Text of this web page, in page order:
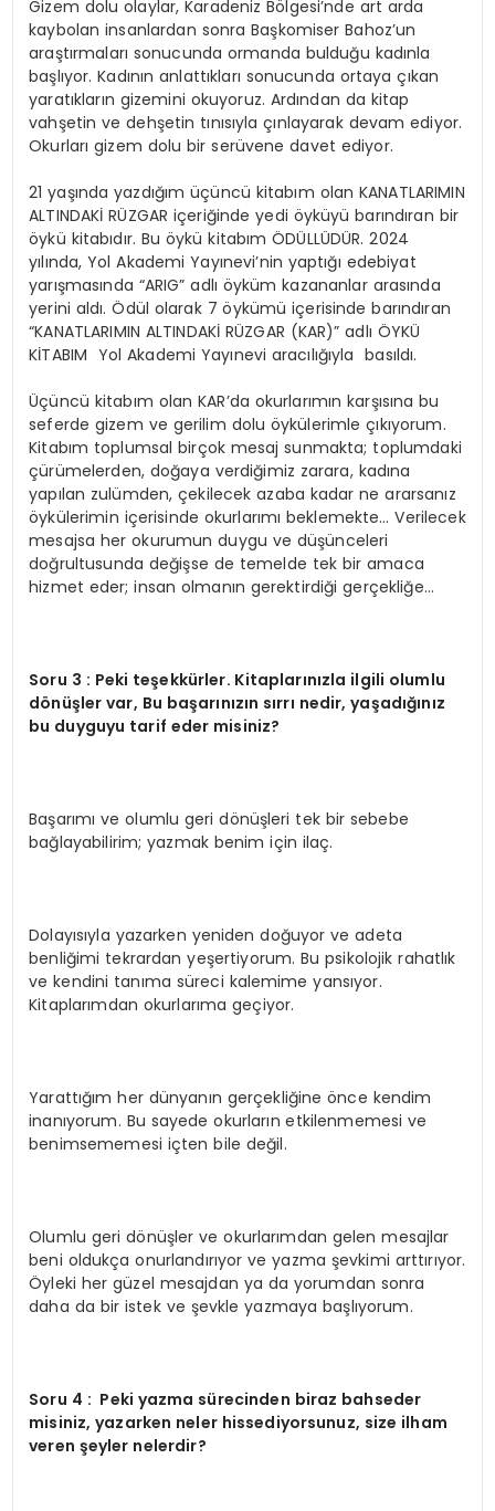
Gizem dolu olaylar, Karadeniz Bölgesi’nde art arda
kaybolan insanlardan sonra Başkomiser Bahoz’un
araştırmaları sonucunda ormanda bulduğu kadınla
başlıyor. Kadının anlattıkları sonucunda ortaya çıkan
yaratıkların gizemini okuyoruz. Ardından da kitap
vahşetin ve dehşetin tınısıyla çınlayarak devam ediyor.
Okurları gizem dolu bir serüvene davet ediyor.
21 yaşında yazdığım üçüncü kitabım olan KANATLARIMIN
ALTINDAKİ RÜZGAR içeriğinde yedi öyküyü barındıran bir
öykü kitabıdır. Bu öykü kitabım ÖDÜLLÜDÜR. 2024
yılında, Yol Akademi Yayınevi’nin yaptığı edebiyat
yarışmasında “ARIG” adlı öyküm kazananlar arasında
yerini aldı. Ödül olarak 7 öykümü içerisinde barındıran
“KANATLARIMIN ALTINDAKİ RÜZGAR (KAR)” adlı ÖYKÜ
KİTABIM Yol Akademi Yayınevi aracılığıyla basıldı.
Üçüncü kitabım olan KAR’da okurlarımın karşısına bu
seferde gizem ve gerilim dolu öykülerimle çıkıyorum.
Kitabım toplumsal birçok mesaj sunmakta; toplumdaki
çürümelerden, doğaya verdiğimiz zarara, kadına
yapılan zulümden, çekilecek azaba kadar ne ararsanız
öykülerimin içerisinde okurlarımı beklemekte… Verilecek
mesajsa her okurumun duygu ve düşünceleri
doğrultusunda değişse de temelde tek bir amaca
hizmet eder; insan olmanın gerektirdiği gerçekliğe…
Soru 3 : Peki teşekkürler. Kitaplarınızla ilgili olumlu
dönüşler var, Bu başarınızın sırrı nedir, yaşadığınız
bu duyguyu tarif eder misiniz?
Başarımı ve olumlu geri dönüşleri tek bir sebebe
bağlayabilirim; yazmak benim için ilaç.
Dolayısıyla yazarken yeniden doğuyor ve adeta
benliğimi tekrardan yeşertiyorum. Bu psikolojik rahatlık
ve kendini tanıma süreci kalemime yansıyor.
Kitaplarımdan okurlarıma geçiyor.
Yarattığım her dünyanın gerçekliğine önce kendim
inanıyorum. Bu sayede okurların etkilenmemesi ve
benimsememesi içten bile değil.
Olumlu geri dönüşler ve okurlarımdan gelen mesajlar
beni oldukça onurlandırıyor ve yazma şevkimi arttırıyor.
Öyleki her güzel mesajdan ya da yorumdan sonra
daha da bir istek ve şevkle yazmaya başlıyorum.
Soru 4 : Peki yazma sürecinden biraz bahseder
misiniz, yazarken neler hissediyorsunuz, size ilham
veren şeyler nelerdir?